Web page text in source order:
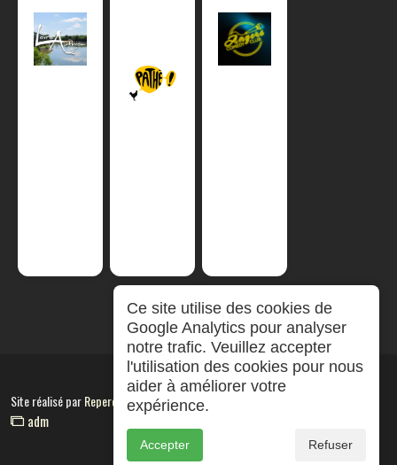
Site réalisé parRepereCom
adm
Ce site utilise des cookies de
Google Analytics pour analyser
notre trafic. Veuillez accepter
l'utilisation des cookies pour nous
aider à améliorer votre
expérience.
Accepter Refuser